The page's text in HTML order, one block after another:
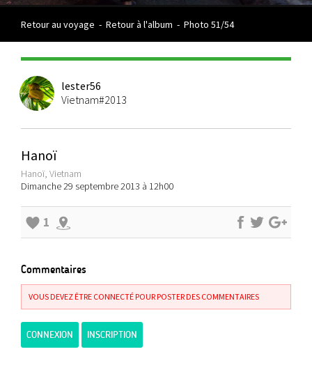
Retour au voyage - Retour à l'album - Photo 51/54
lester56
Vietnam#2013
Hanoï
Hanoï, Vietnam
Dimanche 29 septembre 2013 à 12h00
1
Commentaires
VOUS DEVEZ ÊTRE CONNECTÉ POUR POSTER DES COMMENTAIRES
CONNEXION INSCRIPTION